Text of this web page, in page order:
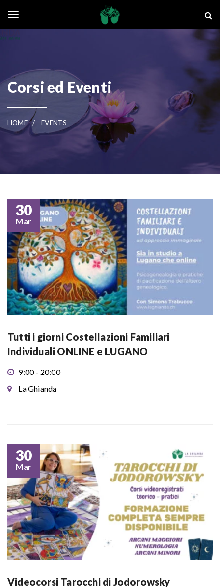
Corsi ed Eventi
HOME EVENTS
30
Mar
Tutti i giorni Costellazioni Familiari
Individuali ONLINE e LUGANO
9:00 - 20:00
La Ghianda
30
Mar
Videocorsi Tarocchi di Jodorowsky